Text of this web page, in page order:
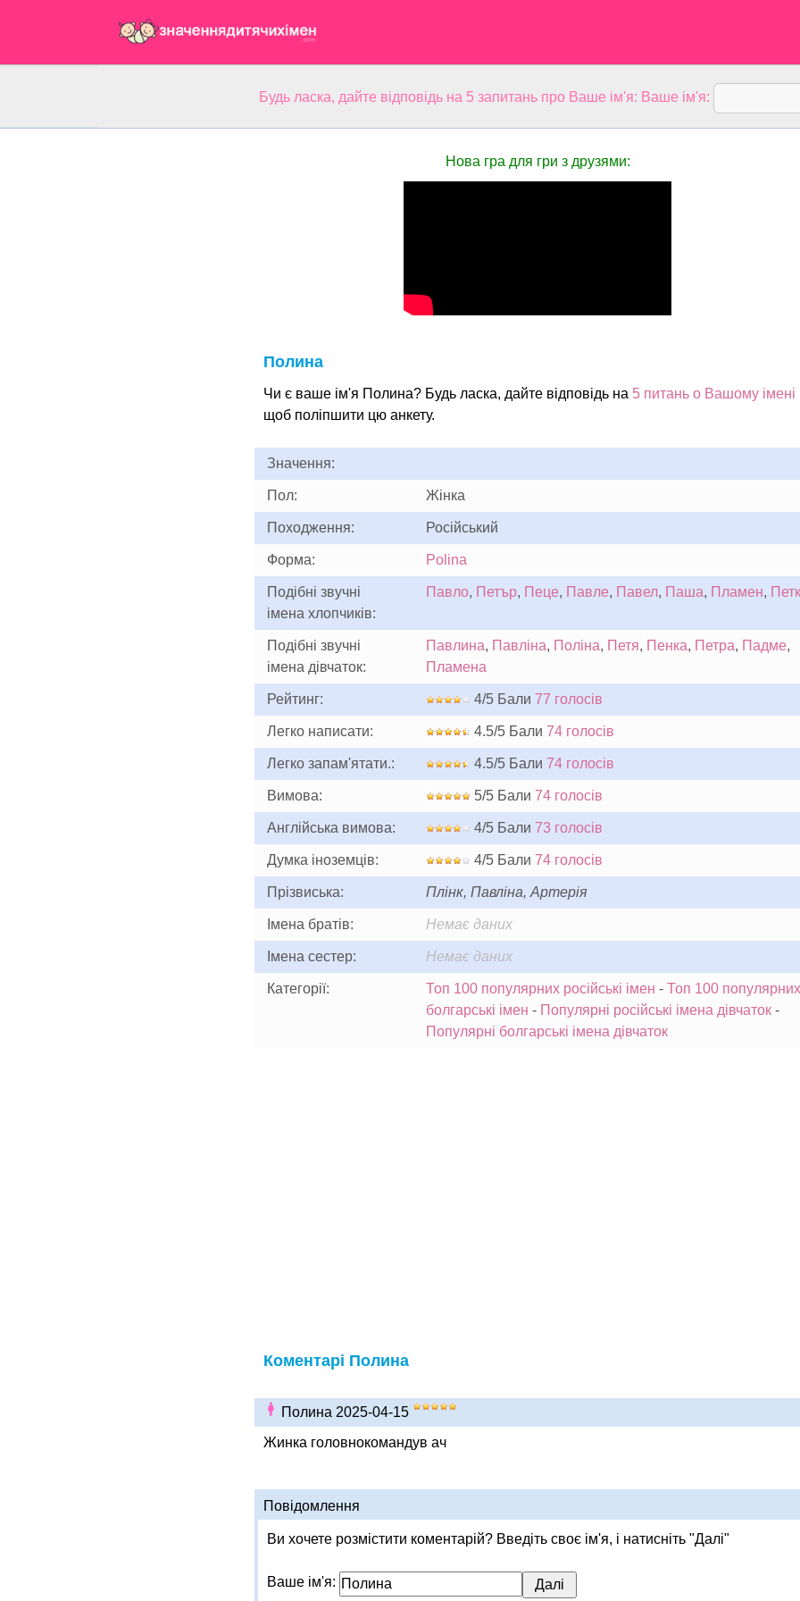
Будь ласка, дайте відповідь на 5 запитань про Ваше ім'я: Ваше ім'я:
Нова гра для гри з друзями:
Полина
Чи є ваше ім'я Полина? Будь ласка, дайте відповідь на 5 питань о Вашому імені
щоб поліпшити цю анкету.
Значення:
Пол: Жінка
Походження: Російський
Форма: Polina
Подібні звучні
імена хлопчиків:
Павло, Петър, Пеце, Павле, Павел, Паша, Пламен,
Подібні звучні
імена дівчаток:
Павлина, Павліна, Поліна, Петя, Пенка, Петра, Падме,
Пламена
Рейтинг: 4/5 Бали 77 голосів
Легко написати: 4.5/5 Бали 74 голосів
Легко запам'ятати.: 4.5/5 Бали 74 голосів
Вимова: 5/5 Бали 74 голосів
Англійська вимова: 4/5 Бали 73 голосів
Думка іноземців: 4/5 Бали 74 голосів
Прізвиська: Плінк, Павліна, Артерія
Імена братів: Немає даних
Імена сестер: Немає даних
Категорії: Топ 100 популярних російські імен - Топ 100 популярних
болгарські імен - Популярні російські імена дівчаток-
Популярні болгарські імена дівчаток
Коментарі Полина
Полина 2025-04-15
Жинка головнокомандув ач
Повідомлення
Ви хочете розмістити коментарій? Введіть своє ім'я, і натисніть "Далі"
Ваше ім'я: